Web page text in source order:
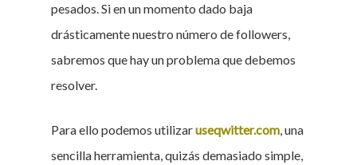
pesados. Si en un momento dado baja
drásticamente nuestro número de followers,
sabremos que hay un problema que debemos
resolver.
Para ello podemos utilizaruseqwitter.com, una
sencilla herramienta, quizás demasiado simple,